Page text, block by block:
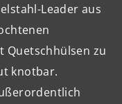
Leader aus
Quetschhülsen zu
knotbar.